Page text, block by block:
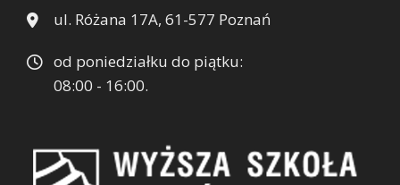
ul. Różana 17A, 61-577 Poznań
od poniedziałku do piątku:
08:00 - 16:00.